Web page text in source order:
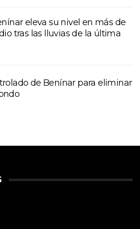
eleva su nivel en más de
tras las lluvias de la última
de Benínar para eliminar